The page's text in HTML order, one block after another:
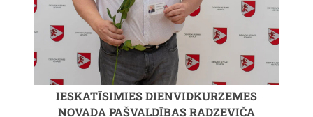
IESKATĪSIMIES DIENVIDKURZEMES
NOVADA PAŠVALDĪBAS RADZEVIČA